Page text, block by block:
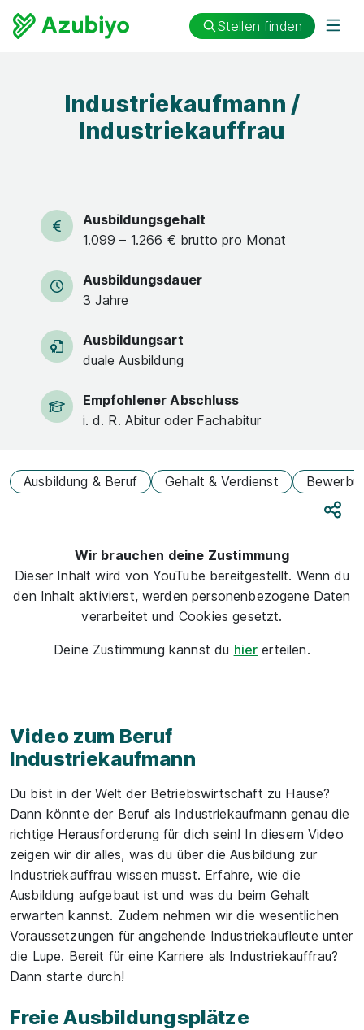
Stellen finden
Industriekaufmann /
Industriekauffrau
Ausbildungsgehalt
1.099 – 1.266 € brutto pro Monat
Ausbildungsdauer
3 Jahre
Ausbildungsart
duale Ausbildung
Empfohlener Abschluss
i. d. R. Abitur oder Fachabitur
Ausbildung & Beruf Gehalt & Verdienst
Wir brauchen deine Zustimmung
Dieser Inhalt wird von YouTube bereitgestellt. Wenn du
den Inhalt aktivierst, werden personenbezogene Daten
verarbeitet und Cookies gesetzt.
Deine Zustimmung kannst du hier erteilen.
Video zum Beruf
Industriekaufmann
Du bist in der Welt der Betriebswirtschaft zu Hause?
Dann könnte der Beruf als Industriekaufmann genau die
richtige Herausforderung für dich sein! In diesem Video
zeigen wir dir alles, was du über die Ausbildung zur
Industriekauffrau wissen musst. Erfahre, wie die
Ausbildung aufgebaut ist und was du beim Gehalt
erwarten kannst. Zudem nehmen wir die wesentlichen
Voraussetzungen für angehende Industriekaufleute unter
die Lupe. Bereit für eine Karriere als Industriekauffrau?
Dann starte durch!
Freie Ausbildungsplätze